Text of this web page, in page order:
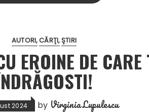
AUTORI CĂRŢI ŞTIRI
EROINE DE CARE
2024 by Virginia Lupulescu